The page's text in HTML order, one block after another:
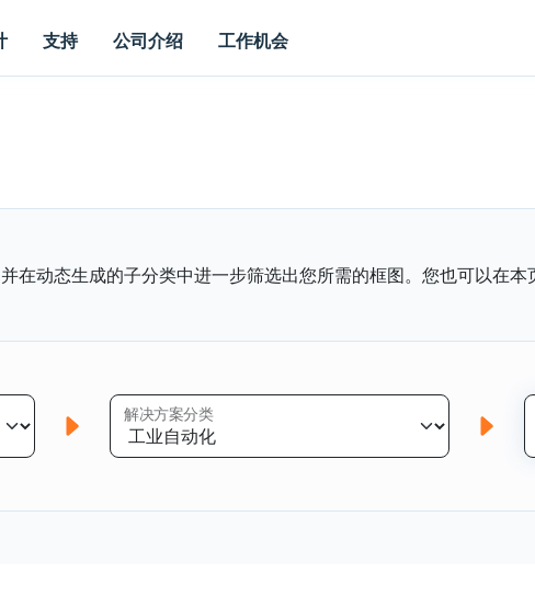
支持 公司介绍 工作机会
在动态生成的子分类中进一步筛选出您所需的框图。您也可以在本
解决方案分类